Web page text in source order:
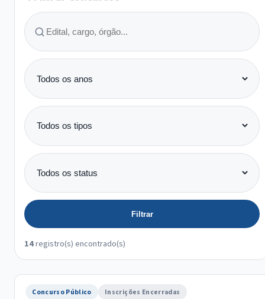
Buscar
Ano
Tipo
Status
Filtrar
14registro(s) encontrado(s)
Concurso Público Inscrições Encerradas